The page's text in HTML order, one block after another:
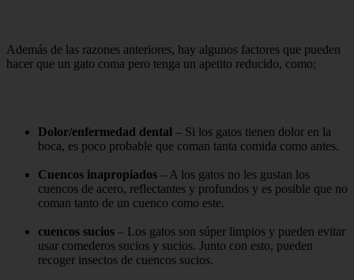
Además de las razones anteriores, hay algunos factores que pueden
hacer que un gato coma pero tenga un apetito reducido, como;
Dolor/enfermedad dental – Si los gatos tienen dolor en la
boca, es poco probable que coman tanta comida como antes.
Cuencos inapropiados – A los gatos no les gustan los
cuencos de acero, reflectantes y profundos y es posible que no
coman tanto de un cuenco como este.
cuencos sucios – Los gatos son súper limpios y pueden evitar
usar comederos sucios y sucios. Junto con esto, pueden
recoger insectos de cuencos sucios.